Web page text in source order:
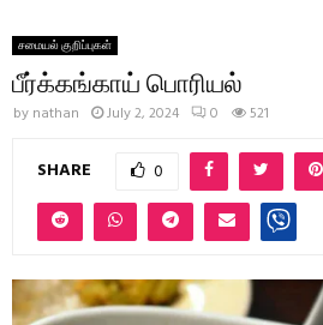
சமையல் குறிப்புகள்
பீர்க்கங்காய் பொரியல்
by nathan July 2, 2024 0 521
SHARE 0